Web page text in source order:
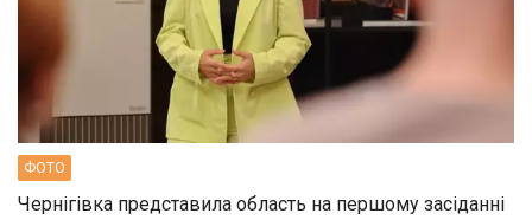
ФОТО
Чернігівка представила область на першому засіданні